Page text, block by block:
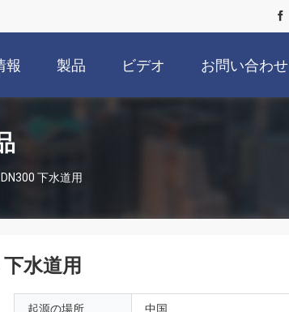
報 製品 ビデオ お問い合わせ
下水道用
水道用
起源の場所 中国